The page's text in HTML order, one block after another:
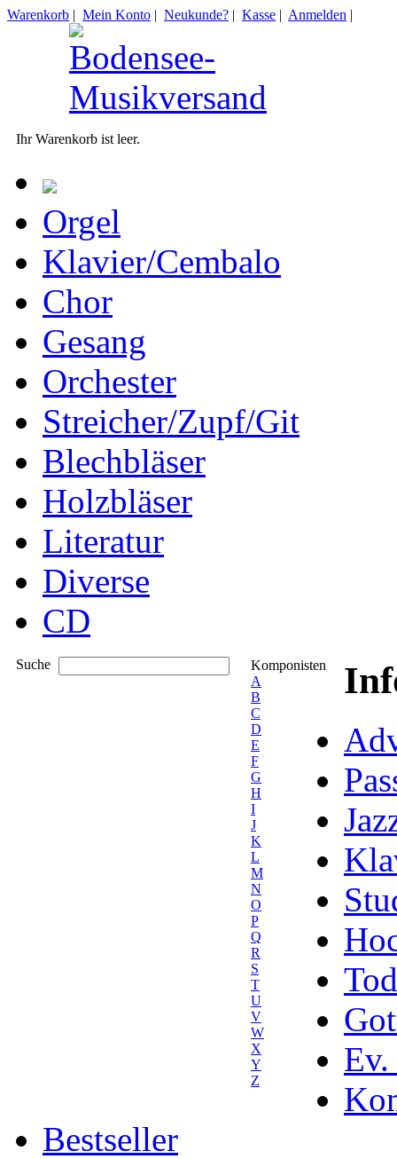
Warenkorb | Mein Konto | Neukunde? | Kasse | Anmelden |
Ihr Warenkorb ist leer.
Orgel
Klavier/Cembalo
Chor
Gesang
Orchester
Streicher/Zupf/Git
Blechbläser
Holzbläser
Literatur
Diverse
CD
Suche
Komponisten
A
B
C
D
E
F
G
H
I
J
K
L
M
N
O
P
Q
R
S
T
U
V
W
X
Y
Z
Ev.
Bestseller